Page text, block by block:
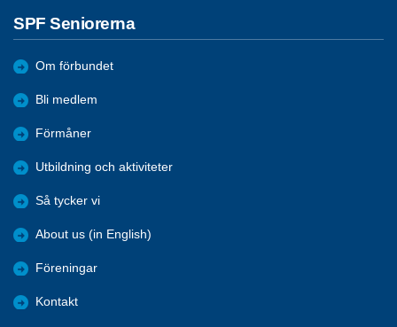
SPF Seniorerna
Om förbundet
Bli medlem
Förmåner
Utbildning och aktiviteter
Så tycker vi
About us (in English)
Föreningar
Kontakt